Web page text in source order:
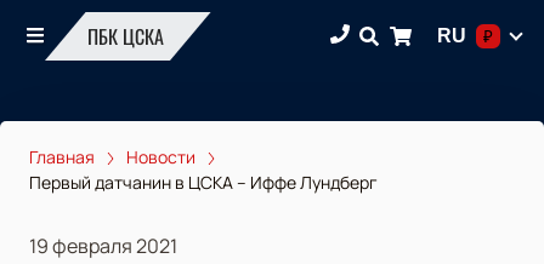
ПБК ЦСКА RU ₽
Главная
Новости
Первый датчанин в ЦСКА – Иффе Лундберг
19 февраля 2021